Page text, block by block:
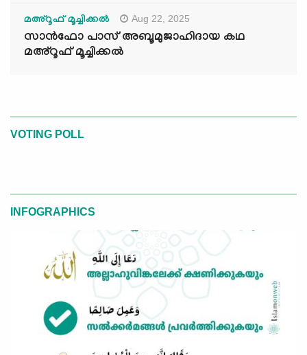
മഅ്റൂഫ് മൂച്ചിക്കല്‍ Aug 22, 2025
സാൻഫോ പാസ് അബൂമുജാഹിദായ കഥ
മഅ്റൂഫ് മൂച്ചിക്കല്‍
VOTING POLL
INFOGRAPHICS